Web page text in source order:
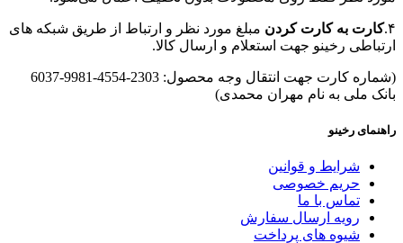
۴. کارت به کارت کردن مبلغ مورد نظر و ارتباط از طریق شبکه های
ارتباطی رخینو جهت استعلام و ارسال کالا.
(شماره کارت جهت انتقال وجه محصول: 2303-4554-9981-6037
بانک ملی به نام مهران محمدی)
راهنمای رخینو
شرایط و قوانین
حریم خصوصی
تماس با ما
رویه ارسال سفارش
شیوه های پرداخت